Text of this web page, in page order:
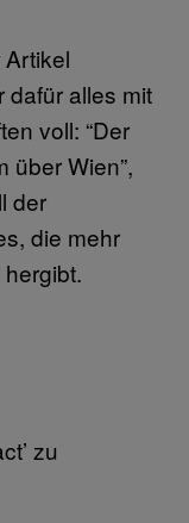
dafür alles mit
voll: “Der
über Wien”,
der
die mehr
zu